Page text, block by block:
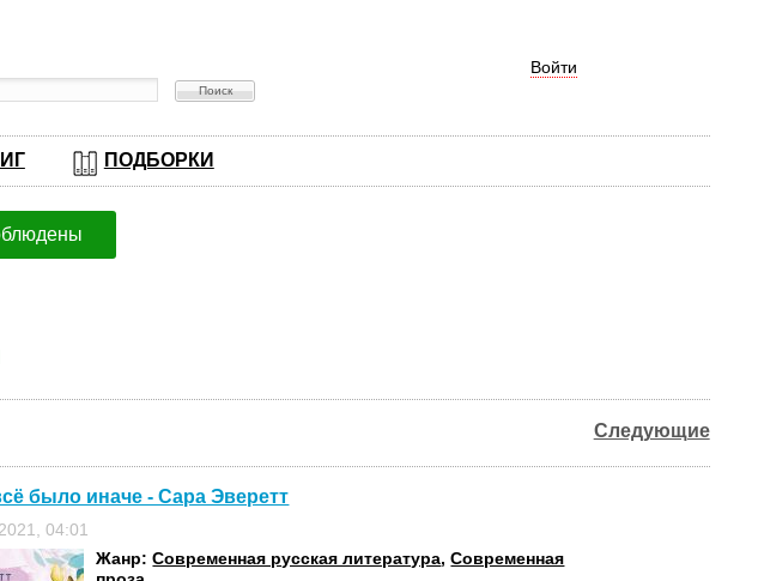
Войти
ПОДБОРКИ
Следующие
было иначе - Сара Эверетт
04:01
Жанр:Современная русская литература,Современная